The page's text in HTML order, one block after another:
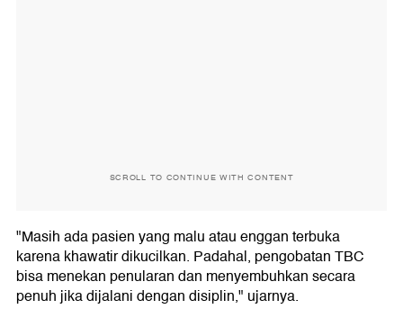
SCROLL TO CONTINUE WITH CONTENT
"Masih ada pasien yang malu atau enggan terbuka
karena khawatir dikucilkan. Padahal, pengobatan TBC
bisa menekan penularan dan menyembuhkan secara
penuh jika dijalani dengan disiplin," ujarnya.